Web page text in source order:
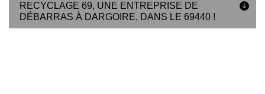
RECYCLAGE 69, UNE ENTREPRISE DE
DÉBARRAS À DARGOIRE, DANS LE 69440 !